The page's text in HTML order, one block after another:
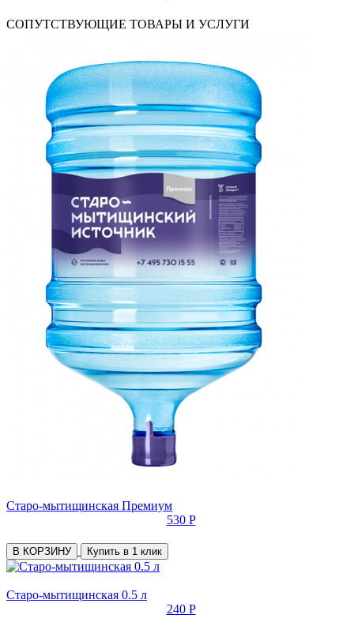
СОПУТСТВУЮЩИЕ ТОВАРЫ И УСЛУГИ
Старо-мытищинская Премиум
530 Р
В КОРЗИНУ Купить в 1 клик
Старо-мытищинская 0.5 л
240 Р